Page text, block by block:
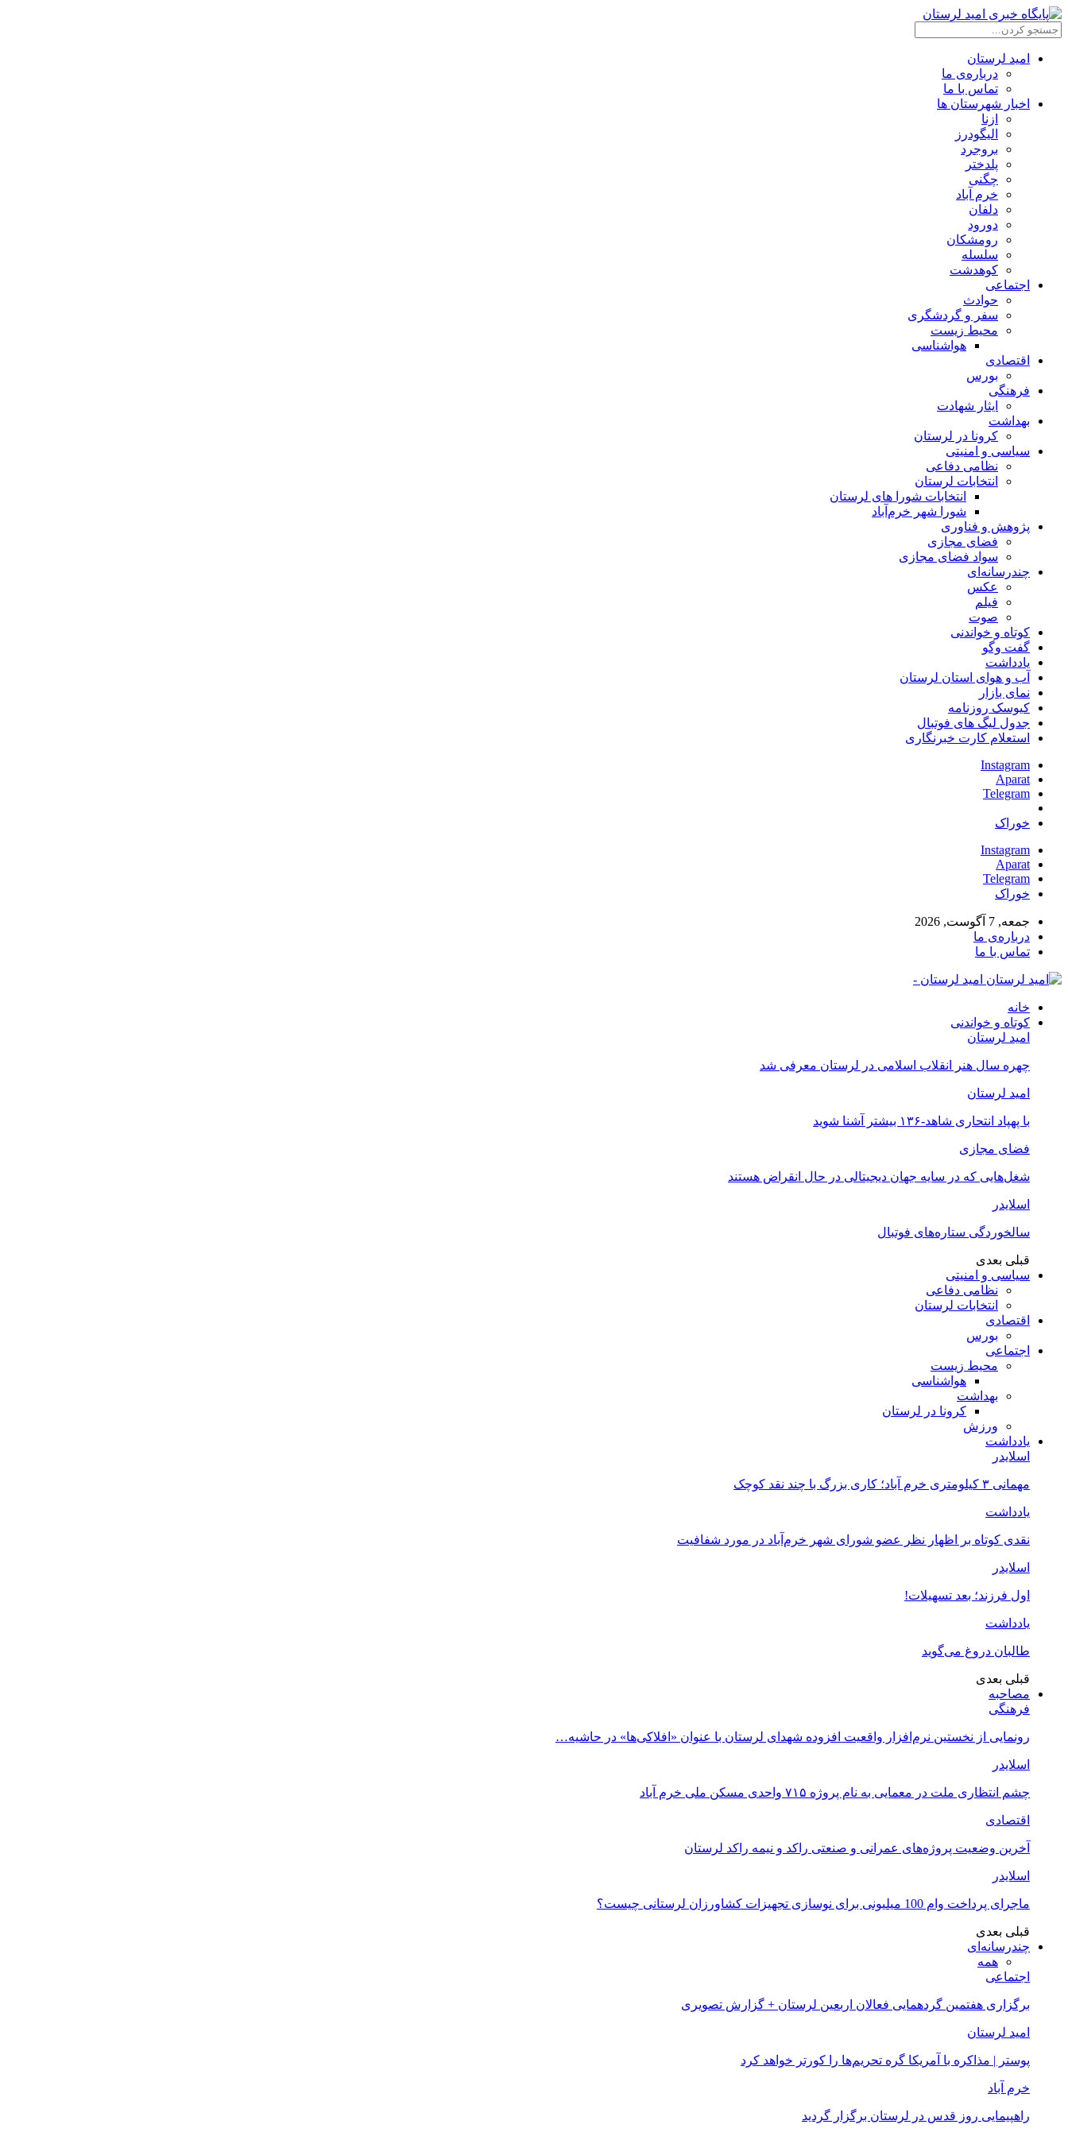
امید لرستان
درباره‌ی ما
تماس با ما
اخبار شهرستان ها
ازنا
الیگودرز
بروجرد
پلدختر
چگنی
خرم آباد
دلفان
دورود
رومشکان
سلسله
کوهدشت
اجتماعی
حوادث
سفر و گردشگری
محیط زیست
هواشناسی
اقتصادی
بورس
فرهنگی
ایثار شهادت
بهداشت
کرونا در لرستان
سیاسی و امنیتی
نظامی دفاعی
انتخابات لرستان
انتخابات شورا های لرستان
شورا شهر خرم‌آباد
پژوهش و فناوری
فضای مجازی
سواد فضای مجازی
چندرسانه‌ای
عكس
فیلم
صوت
کوتاه و خواندنی
گفت وگو
یادداشت
آب و هوای استان لرستان
نمای بازار
کیوسک روزنامه
جدول لیگ های فوتبال
استعلام کارت خبرنگاری
Instagram
Aparat
Telegram
خوراک
Instagram
Aparat
Telegram
خوراک
جمعه, 7 آگوست, 2026
درباره‌ی ما
تماس با ما
امید لرستان -
خانه
کوتاه و خواندنی
امید لرستان
چهره سال هنر انقلاب اسلامی در لرستان معرفی شد
امید لرستان
با پهپاد انتحاری شاهد-۱۳۶ بیشتر آشنا شوید
فضای مجازی
شغل‌‌هایی که در سایه جهان دیجیتالی در حال انقراض هستند
اسلایدر
سالخوردگی ستاره‌های فوتبال
قبلی بعدی
سیاسی و امنیتی
نظامی دفاعی
انتخابات لرستان
اقتصادی
بورس
اجتماعی
محیط زیست
هواشناسی
بهداشت
کرونا در لرستان
ورزش
یادداشت
اسلایدر
مهمانی ۳ کیلومتری خرم آباد؛ کاری بزرگ با چند نقد کوچک
یادداشت
نقدی کوتاه بر اظهار نظر عضو شورای شهر خرم‌آباد در مورد شفافیت
اسلایدر
اول فرزند؛ بعد تسهیلات!
یادداشت
طالبان دروغ می‌گوید
قبلی بعدی
مصاحبه
فرهنگی
رونمایی از نخستین نرم‌افزار واقعیت افزوده شهدای لرستان با عنوان «افلاکی‌ها» در حاشیه…
اسلایدر
چشم انتظاری ملت در معمایی به نام پروژه ۷۱۵ واحدی مسکن ملی خرم آباد
اقتصادی
آخرین وضعیت پروژه‌های عمرانی و صنعتی راکد و نیمه راکد لرستان
اسلایدر
ماجرای پرداخت وام 100 میلیونی برای نوسازی تجهیزات کشاورزان لرستانی چیست؟
قبلی بعدی
چندرسانه‌ای
همه
اجتماعی
برگزاری هفتمین گردهمایی فعالان اربعین لرستان + گزارش تصویری
امید لرستان
پوستر | مذاکره با آمریکا گره تحریم‌ها را کورتر خواهد کرد
خرم آباد
راهپیمایی روز قدس در لرستان برگزار گردید